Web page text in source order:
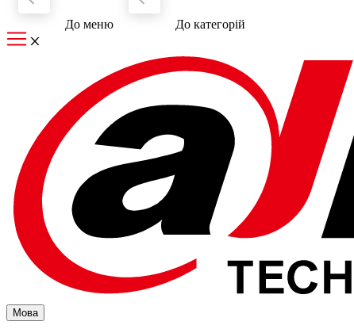
До меню До категорiй
Мова